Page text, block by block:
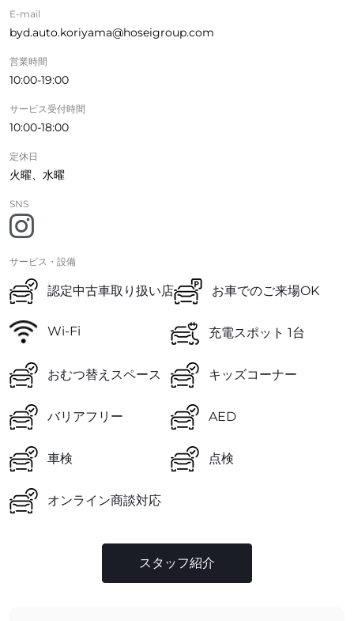
E-mail
byd.auto.koriyama@hoseigroup.com
営業時間
10:00-19:00
サービス受付時間
10:00-18:00
定休日
火曜、水曜
SNS
サービス・設備
認定中古車取り扱い店 お車でのご来場OK
Wi-Fi 充電スポット 1台
おむつ替えスペース キッズコーナー
バリアフリー AED
車検 点検
オンライン商談対応
スタッフ紹介